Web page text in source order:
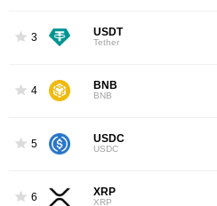
3 USDT
Tether
4 BNB
BNB
5 USDC
USDC
6 XRP
XRP